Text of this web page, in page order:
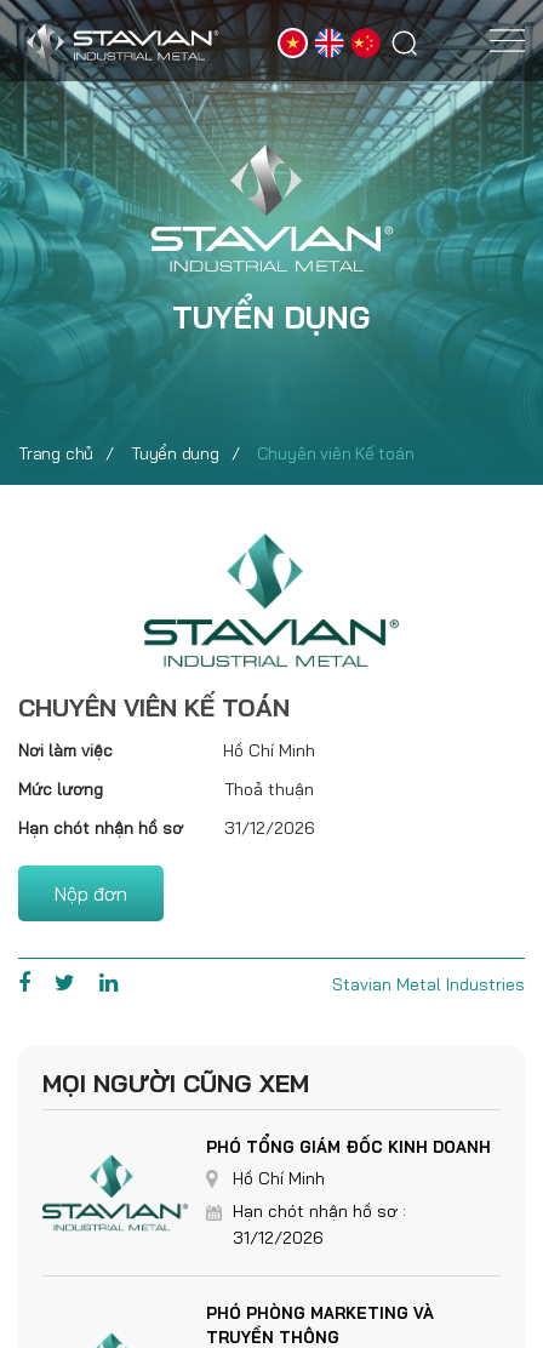
Trang chủ Tuyển dụng Chuyên viên Kế toán
TUYỂN DỤNG
CHUYÊN VIÊN KẾ TOÁN
Nơi làm việc
Hồ Chí Minh
Mức lương
Thoả thuận
Hạn chót nhận hồ sơ
31/12/2026
Nộp đơn
Stavian Metal Industries
MỌI NGƯỜI CŨNG XEM
PHÓ TỔNG GIÁM ĐỐC KINH DOANH
Hồ Chí Minh
Hạn chót nhận hồ sơ :
31/12/2026
PHÓ PHÒNG MARKETING VÀ
TRUYỀN THÔNG